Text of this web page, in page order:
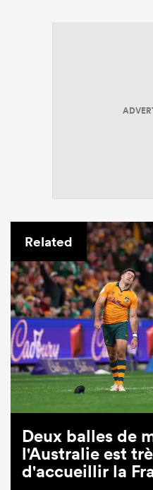
Related
Deux balles de
l'Australie est
d'accueillir la